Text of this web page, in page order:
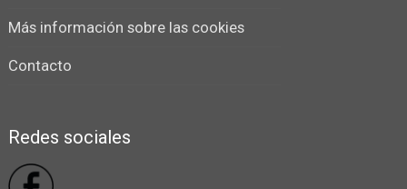
Más información sobre las cookies
Contacto
Redes sociales